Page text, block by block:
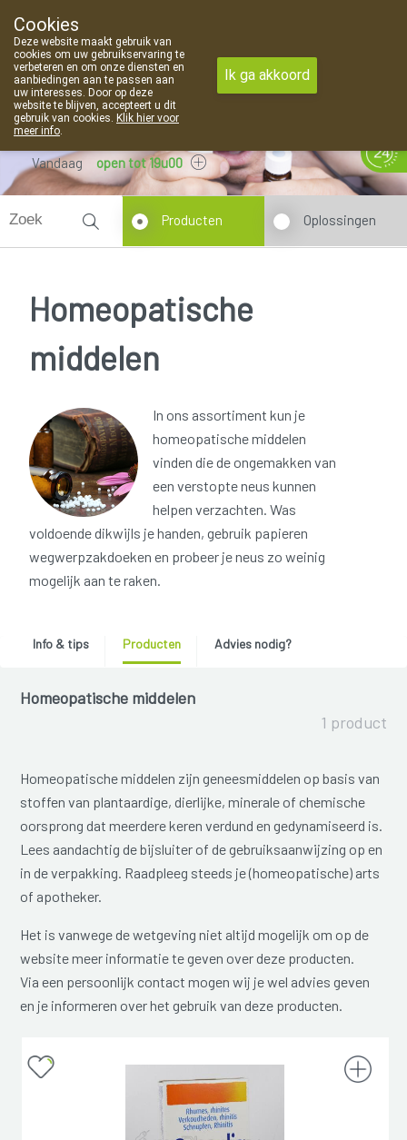
09 373 94 03
Vandaag open tot 19u00
Producten Oplossingen
Homeopatische
middelen
In ons assortiment kun je
homeopatische middelen
vinden die de ongemakken van
een verstopte neus kunnen
helpen verzachten. Was
voldoende dikwijls je handen, gebruik papieren
wegwerpzakdoeken en probeer je neus zo weinig
mogelijk aan te raken.
Info & tips Producten Advies nodig?
Homeopatische middelen
1 product
Homeopatische middelen zijn geneesmiddelen op basis van
stoffen van plantaardige, dierlijke, minerale of chemische
oorsprong dat meerdere keren verdund en gedynamiseerd is.
Lees aandachtig de bijsluiter of de gebruiksaanwijzing op en
in de verpakking. Raadpleeg steeds je (homeopatische) arts
of apotheker.
Het is vanwege de wetgeving niet altijd mogelijk om op de
website meer informatie te geven over deze producten.
Via een persoonlijk contact mogen wij je wel advies geven
en je informeren over het gebruik van deze producten.
Cookies
Deze website maakt gebruik van
cookies om uw gebruikservaring te
verbeteren en om onze diensten en
aanbiedingen aan te passen aan
uw interesses. Door op deze
website te blijven, accepteert u dit
gebruik van cookies. Klik hier voor
meer info.
Ik ga akkoord